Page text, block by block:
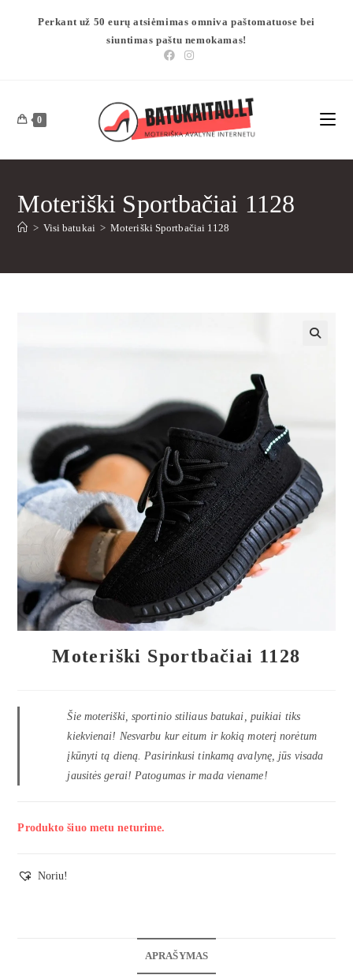
Perkant už 50 eurų atsiėmimas omniva paštomatuose bei
siuntimas paštu nemokamas!
0
Moteriški Sportbačiai 1128
> Visi batukai > Moteriški Sportbačiai 1128
Moteriški Sportbačiai 1128
Šie moteriški, sportinio stiliaus batukai, puikiai tiks
kiekvienai! Nesvarbu kur eitum ir kokią moterį norėtum
įkūnyti tą dieną. Pasirinkusi tinkamą avalynę, jūs visada
jausitės gerai! Patogumas ir mada viename!
Produkto šiuo metu neturime.
Noriu!
APRAŠYMAS